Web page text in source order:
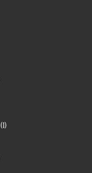
(1)